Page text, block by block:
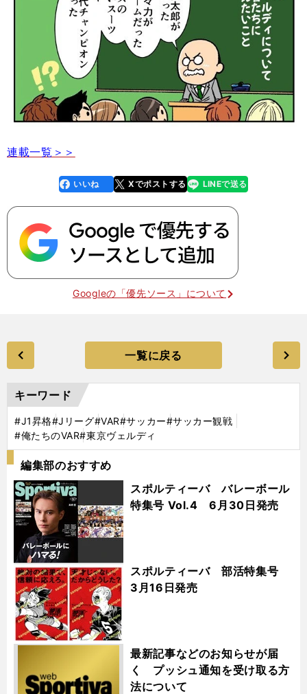
連載一覧＞＞
faceboo
k
いいね Xでポストする
line LINEで送る
Googleの「優先ソース」について
一覧に戻る
キーワード
#J1昇格#Jリーグ#VAR#サッカー#サッカー観戦
#俺たちのVAR#東京ヴェルディ
編集部のおすすめ
スポルティーバ バレーボール
特集号 Vol.4 6月30日発売
スポルティーバ 部活特集号
3月16日発売
最新記事などのお知らせが届
く プッシュ通知を受け取る方
法について